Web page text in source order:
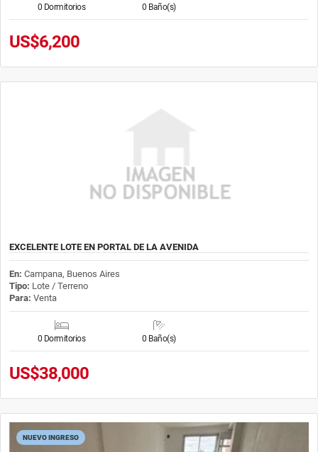
0 Dormitorios 0 Baño(s)
US$6,200
EXCELENTE LOTE EN PORTAL DE LA AVENIDA
En: Campana, Buenos Aires
Tipo: Lote / Terreno
Para: Venta
0 Dormitorios 0 Baño(s)
US$38,000
NUEVO INGRESO